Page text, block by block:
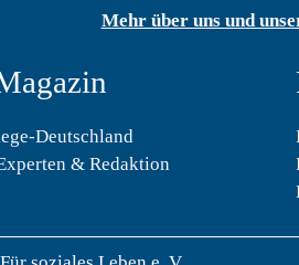
Mehr über uns und
Deutschland
& Redaktion